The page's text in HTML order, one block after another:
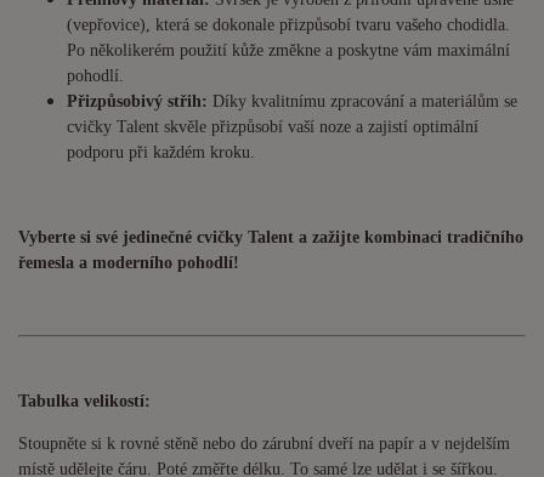
(vepřovice), která se dokonale přizpůsobí tvaru vašeho chodidla.
Po několikerém použití kůže změkne a poskytne vám maximální
pohodlí.
Přizpůsobivý střih: Díky kvalitnímu zpracování a materiálům se
cvičky Talent skvěle přizpůsobí vaší noze a zajistí optimální
podporu při každém kroku.
Vyberte si své jedinečné cvičky Talent a zažijte kombinaci tradičního
řemesla a moderního pohodlí!
Tabulka velikostí:
Stoupněte si k rovné stěně nebo do zárubní dveří na papír a v nejdelším
místě udělejte čáru. Poté změřte délku. To samé lze udělat i se šířkou.